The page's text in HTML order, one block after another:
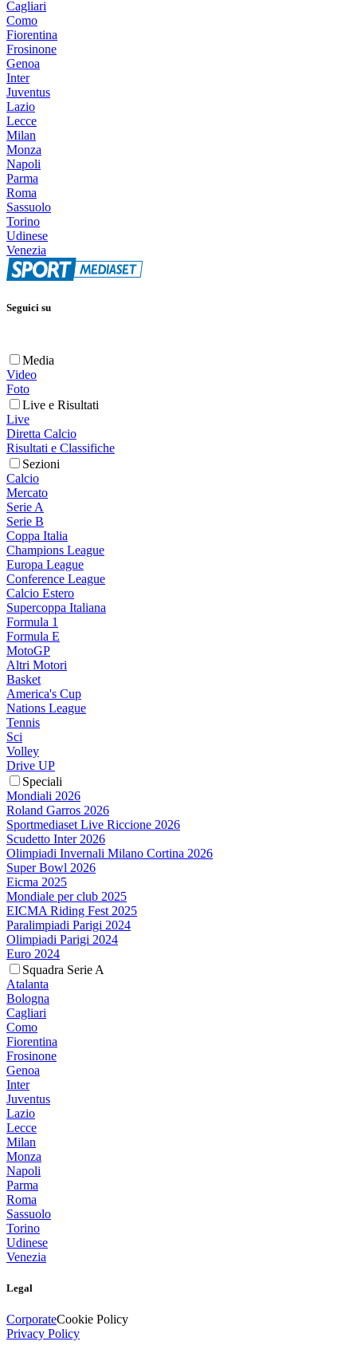
Cagliari
Como
Fiorentina
Frosinone
Genoa
Inter
Juventus
Lazio
Lecce
Milan
Monza
Napoli
Parma
Roma
Sassuolo
Torino
Udinese
Venezia
Seguici su
Media
Video
Foto
Live e Risultati
Live
Diretta Calcio
Risultati e Classifiche
Sezioni
Calcio
Mercato
Serie A
Serie B
Coppa Italia
Champions League
Europa League
Conference League
Calcio Estero
Supercoppa Italiana
Formula 1
Formula E
MotoGP
Altri Motori
Basket
America's Cup
Nations League
Tennis
Sci
Volley
Drive UP
Speciali
Mondiali 2026
Roland Garros 2026
Sportmediaset Live Riccione 2026
Scudetto Inter 2026
Olimpiadi Invernali Milano Cortina 2026
Super Bowl 2026
Eicma 2025
Mondiale per club 2025
EICMA Riding Fest 2025
Paralimpiadi Parigi 2024
Olimpiadi Parigi 2024
Euro 2024
Squadra Serie A
Atalanta
Bologna
Cagliari
Como
Fiorentina
Frosinone
Genoa
Inter
Juventus
Lazio
Lecce
Milan
Monza
Napoli
Parma
Roma
Sassuolo
Torino
Udinese
Venezia
Legal
CorporateCookie Policy
Privacy Policy